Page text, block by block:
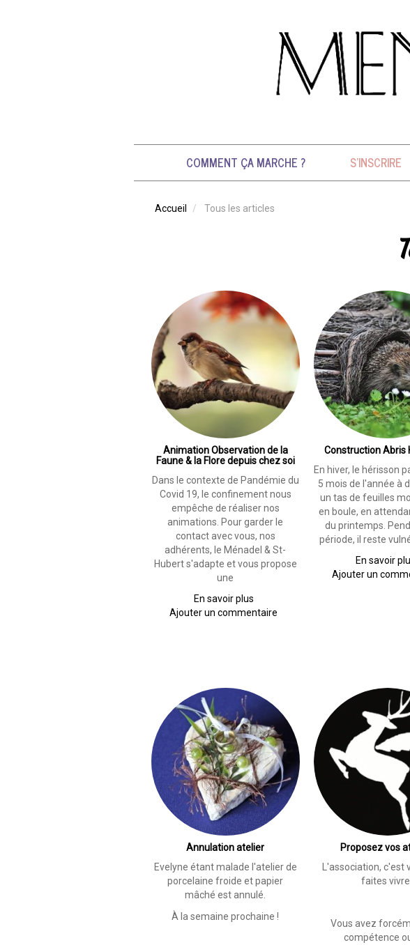
principale
COMMENT ÇA MARCHE ? S'INSCRIRE
Accueil Tous les articles
Animation Observation de la
Faune & la Flore depuis chez soi
Dans le contexte de Pandémie du
Covid 19, le confinement nous
empêche de réaliser nos
animations. Pour garder le
contact avec vous, nos
adhérents, le Ménadel & St-
Hubert s'adapte et vous propose
une
En savoir plus
Animation
la
Flore
depuis
chez
soi
Ajouter un commentaire
Construction Abris
En hiver, le hérisson
5 mois de l'année à
un tas de feuilles
en boule, en
du printemps.
période, il reste
En savoir
Ajouter un
Annulation atelier
Evelyne étant malade l'atelier de
porcelaine froide et papier
mâché est annulé.
À la semaine prochaine !
Proposez vos
L'association, c'est
faites vivre
Vous avez
compétence